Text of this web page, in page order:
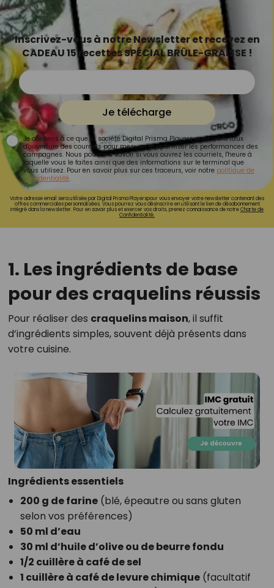
Inscrivez-vous à notre Newsletter et recevez en
CADEAU 15 recettes SPÉCIAL BRÛLE-GRAISSE !
Je télécharge
Je consens à ce que la société Digital Prisma Players analyse le taux
d'ouverture des courriels pour mesurer et optimiser les performances des
campagnes. Nous pourrons savoir si vous ouvrez les courriels, l'heure à
laquelle vous le faites ainsi que des informations sur le terminal que
vous utilisez. Pour en savoir plus sur ces traceurs, voir notre politique de
confidentialité.
Votre adresse email sera utilisée par Digital Prisma Playerspour vous envoyer votre newsletter contenant des
offres commerciales personnalisées. Vous pourrez vous désinscrire en utilisant le lien de désabonnement
intégré dans la newsletter. Pour en savoir plus et exercer vos droits, prenez connaissance de notreCharte de
Confidentialité.
1. Les ingrédients de base
pour des craquelins réussis
Pour réaliser des craquelins maison, il suffit
d’ingrédients simples, souvent déjà présents dans
votre cuisine.
Ingrédients essentiels
200 g de farine(blé, épeautre ou sans gluten
selon vos préférences)
50 ml d’eau
30 ml d’huile d’olive ou de beurre fondu
1/2 cuillère à café de sel
1 cuillère à café de levure chimique(facultatif